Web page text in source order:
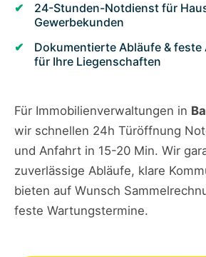
24-Stunden-Notdienst für
Gewerbekunden
Dokumentierte Abläufe &
für Ihre Liegenschaften
Für Immobilienverwaltungen in
wir schnellen 24h Türöffnung
und Anfahrt in 15-20 Min. Wir
zuverlässige Abläufe, klare
bieten auf Wunsch
feste Wartungstermine.